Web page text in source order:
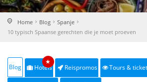
Home Blog
Spanje
10 typisch Spaanse gerechten die je moet proeven
Blog Hotels
★
Reispromos Tours &